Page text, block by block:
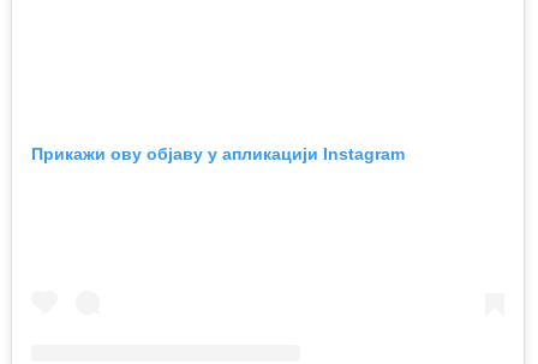
Прикажи ову објаву у апликацији Instagram